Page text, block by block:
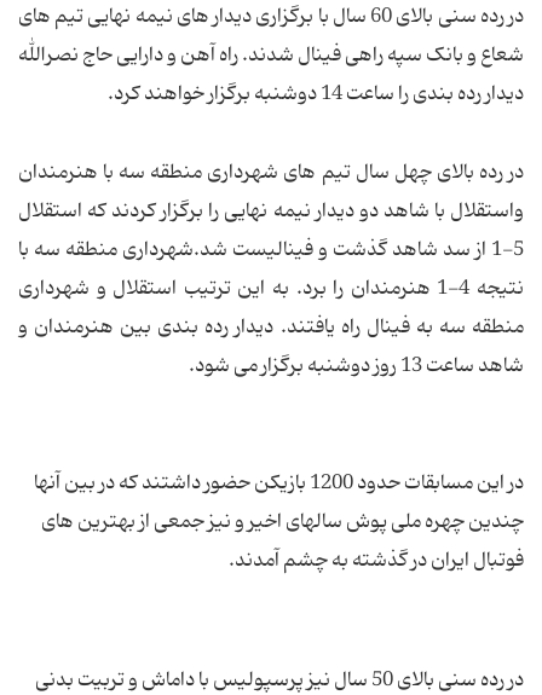
در رده سنی بالای 60 سال با برگزاری دیدار های نیمه نهایی تیم های
شعاع و بانک سپه راهی فینال شدند. راه آهن و دارایی حاج نصرالله
دیدار رده بندی را ساعت 14 دوشنبه برگزار خواهند کرد.
در رده بالای چهل سال تیم های شهرداری منطقه سه با هنرمندان
واستقلال با شاهد دو دیدار نیمه نهایی را برگزار کردند که استقلال
5-1 از سد شاهد گذشت و فینالیست شد.شهرداری منطقه سه با
نتیجه 4-1 هنرمندان را برد. به این ترتیب استقلال و شهرداری
منطقه سه به فینال راه یافتند. دیدار رده بندی بین هنرمندان و
شاهد ساعت 13 روز دوشنبه برگزار می شود.
در این مسابقات حدود 1200 بازیکن حضور داشتند که در بین آنها
چندین چهره ملی پوش سالهای اخیر و نیز جمعی از بهترین های
فوتبال ایران در گذشته به چشم آمدند.
در رده سنی بالای 50 سال نیز پرسپولیس با داماش و تربیت بدنی